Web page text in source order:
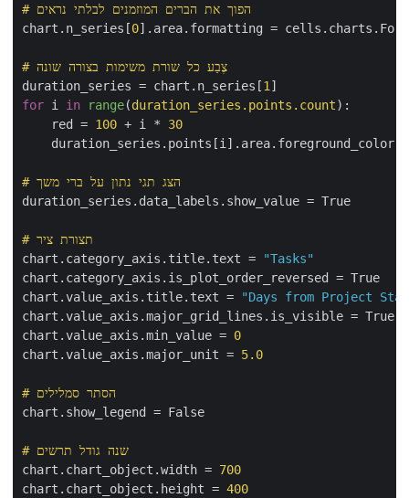
# הפוך את הברים המוזמנים לבלתי נראים
chart.n_series[0].area.formatting =
# צֶבַע כל שורת משימות בצורה שונה
duration_series = chart.n_series[1
for i in range(duration_series.points.count):
    red
= 100 + i * 30
duration_series.points[i].area.foreground_color
# הצג תגי נתון על ברי משך
duration_series.data_labels.show_value = True
# תצורת ציר
chart.category_axis.title.text =
"Tasks"
chart.category_axis.is_plot_order_reversed = True
chart.value_axis.title.text =
"Days from Project
chart.value_axis.major_grid_lines.is_visible = True
chart.value_axis.min_value = 0
chart.value_axis.major_unit = 5.0
# הסתר סמלילים
chart.show_legend = False
# שנה גודל תרשים
chart.chart_object.width = 700
chart.chart_object.height = 400